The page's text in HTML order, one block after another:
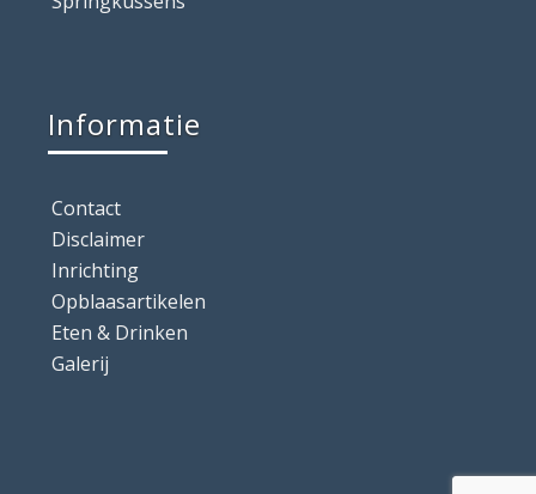
Informatie
Contact
Disclaimer
Inrichting
Opblaasartikelen
Eten & Drinken
Galerij